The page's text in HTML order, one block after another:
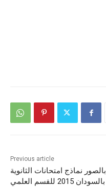
Previous article
بالصور نماذج امتحانات الثانوية
بالسودان 2015 للقسم العلمي